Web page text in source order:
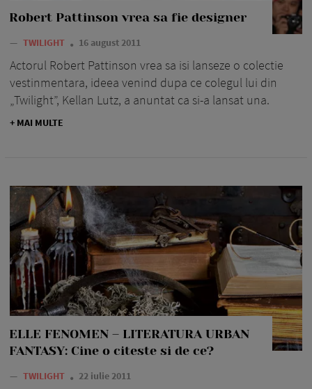
Robert Pattinson vrea sa fie designer
— TWILIGHT 16 august 2011
Actorul Robert Pattinson vrea sa isi lanseze o colectie
vestinmentara, ideea venind dupa ce colegul lui din
„Twilight”, Kellan Lutz, a anuntat ca si-a lansat una.
+ MAI MULTE
ELLE FENOMEN – LITERATURA URBAN
FANTASY: Cine o citeste si de ce?
— TWILIGHT 22 iulie 2011